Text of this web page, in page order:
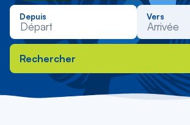
Depuis Vers
Rechercher